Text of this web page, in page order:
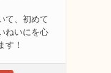
て、初めて
ねいにを心
す！